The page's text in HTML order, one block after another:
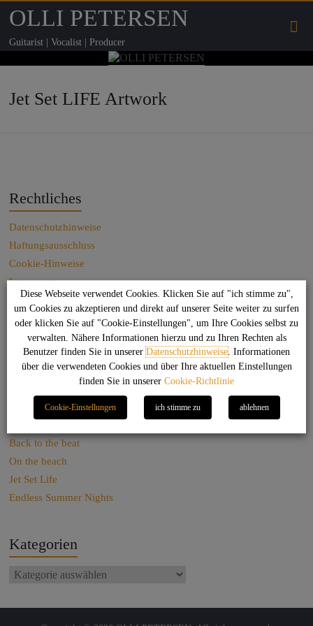
OLLI PETERSEN
Guitarist | Vocalist | Producer
Jet Set LIFE Artwork
Rechtliches
Datenschutzhinweise
Haftungsausschluss
Cookie-Hinweise
Impressum
Kontakt
Suchen
Das könnte Dich auch interessieren
Back to the beat
On the beach
Jet Set Life
Endless Summer Nights
Kategorien
Diese Webseite verwendet Cookies. Klicken Sie auf "ich stimme zu",
um Cookies zu akzeptieren und direkt auf unserer Seite weiter zu surfen
oder klicken Sie auf "Cookie-Einstellungen", um Ihre Cookies selbst zu
verwalten. Nähere Informationen hierzu und zu Ihren Rechten als
Benutzer finden Sie in unsererDatenschutzhinweise. Informationen
über die verwendeten Cookies und über Ihre aktuellen Einstellungen
finden Sie in unserer Cookie-Richtlinie
Cookie-Einstellungen ich stimme zu ablehnen